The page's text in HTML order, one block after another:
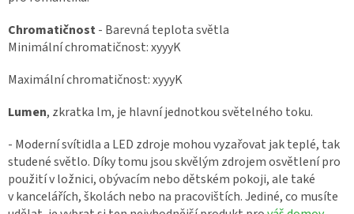
Chromatičnost- Barevná teplota světla
Minimální chromatičnost: xyyyK
Maximálníchromatičnost: xyyyK
Lumen, zkratka lm, je hlavní jednotkou světelného toku.
- Moderní svítidla a LED zdroje mohou vyzařovat jak teplé, tak
studené světlo. Díky tomu jsou skvělým zdrojem osvětlení pro
použití v ložnici, obývacím nebo dětském pokoji, ale také
v kancelářích, školách nebo na pracovištích. Jediné, co musíte